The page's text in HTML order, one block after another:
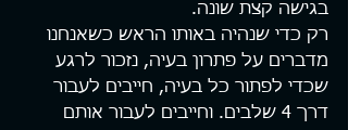
בגישה קצת שונה.
רק כדי שנהיה באותו הראש כשאנחנו
מדברים על פתרון בעיה, נזכור לרגע
שכדי לפתור כל בעיה, חייבים לעבור
דרך 4 שלבים. וחייבים לעבור אותם